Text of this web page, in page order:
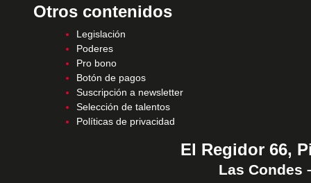
Otros contenidos
Legislación
Poderes
Pro bono
Botón de pagos
Suscripción a newsletter
Selección de talentos
Políticas de privacidad
El Regidor 66,
Las Condes